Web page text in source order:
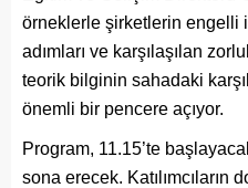
örneklerle şirketlerin engelli
adımları ve karşılaşılan
teorik bilginin sahadaki
önemli bir pencere açıyor.
Program, 11.15’te
sona erecek. Katılımcıların